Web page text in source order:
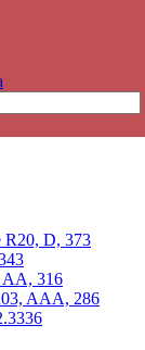
R20, D, 373
AA, 316
AAA, 286